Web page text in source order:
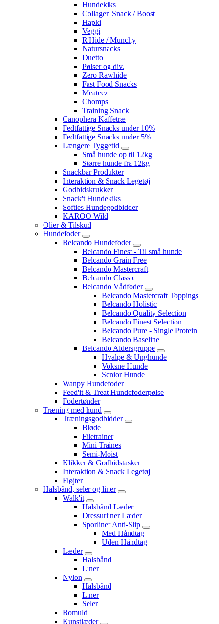
Hundekiks
Collagen Snack / Boost
Hapki
Veggi
R'Hide / Munchy
Natursnacks
Duetto
Pølser og div.
Zero Rawhide
Fast Food Snacks
Meateez
Chomps
Training Snack
Canophera Kaffetræ
Fedtfattige Snacks under 10%
Fedtfattige Snacks under 5%
Længere Tyggetid
Små hunde op til 12kg
Større hunde fra 12kg
Snackbar Produkter
Interaktion & Snack Legetøj
Godbidskrukker
Snack't Hundekiks
Softies Hundegodbidder
KAROO Wild
Olier & Tilskud
Hundefoder
Belcando Hundefoder
Belcando Finest - Til små hunde
Belcando Grain Free
Belcando Mastercraft
Belcando Classic
Belcando Vådfoder
Belcando Mastercraft Toppings
Belcando Holistic
Belcando Quality Selection
Belcando Finest Selection
Belcando Pure - Single Protein
Belcando Baseline
Belcando Aldersgruppe
Hvalpe & Unghunde
Voksne Hunde
Senior Hunde
Wanpy Hundefoder
Feed'it & Treat Hundefoderpølse
Fodertønder
Træning med hund
Træningsgodbidder
Bløde
Filetrainer
Mini Traines
Semi-Moist
Klikker & Godbidstasker
Interaktion & Snack Legetøj
Fløjter
Halsbånd, seler og liner
Walk'it
Halsbånd Læder
Dressurliner Læder
Sporliner Anti-Slip
Med Håndtag
Uden Håndtag
Læder
Halsbånd
Liner
Nylon
Halsbånd
Liner
Seler
Bomuld
Kunstlæder